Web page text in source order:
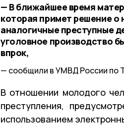
— В ближайшее время
которая примет решение о
аналогичные преступные
уголовное производство
впрок,
сообщили в УМВД России по
В отношении молодого
преступления,
использованием